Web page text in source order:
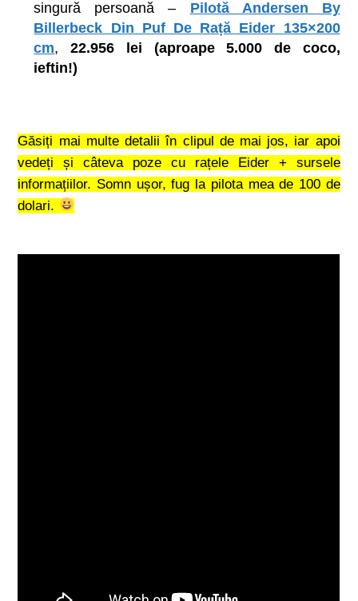
singură persoană – Pilotă Andersen By
Billerbeck Din Puf De Rață Eider 135×200
cm,22.956 lei (aproape 5.000 de coco,
ieftin!)
Găsiți mai multe detalii în clipul de mai jos, iar apoi
vedeți și câteva poze cu rațele Eider + sursele
informațiilor. Somn ușor, fug la pilota mea de 100 de
dolari.